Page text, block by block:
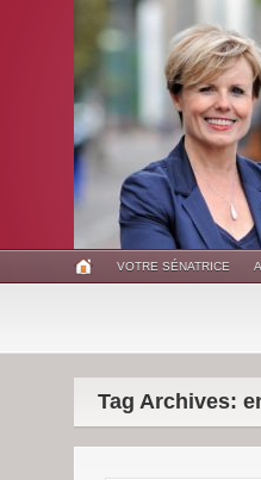
VOTRE SÉNATRICE
Tag Archives: